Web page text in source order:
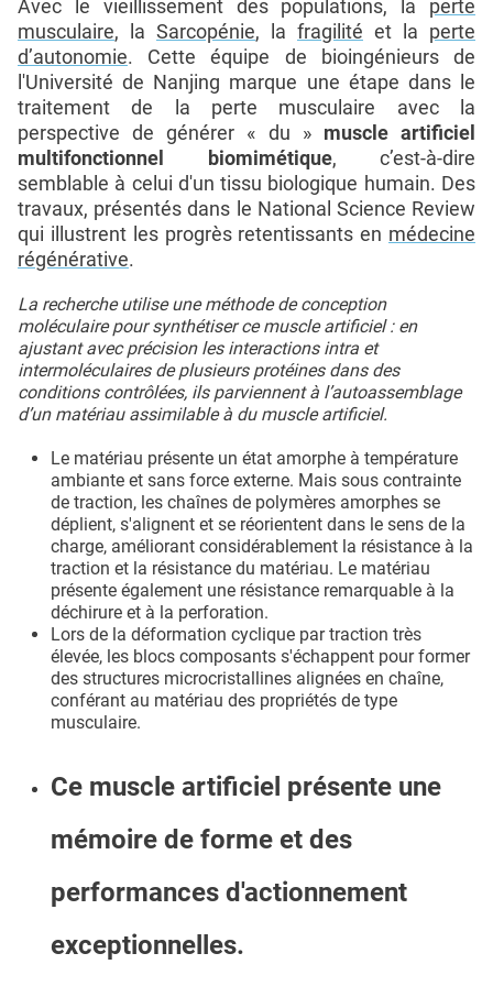
Avec le vieillissement des populations, la perte
musculaire, la Sarcopénie, la fragilité et la perte
d’autonomie. Cette équipe de bioingénieurs de
l'Université de Nanjing marque une étape dans le
traitement de la perte musculaire avec la
perspective de générer « du » muscle artificiel
multifonctionnel biomimétique, c’est-à-dire
semblable à celui d'un tissu biologique humain. Des
travaux, présentés dans le National Science Review
qui illustrent les progrès retentissants en médecine
régénérative.
La recherche utilise une méthode de conception
moléculaire pour synthétiser ce muscle artificiel : en
ajustant avec précision les interactions intra et
intermoléculaires de plusieurs protéines dans des
conditions contrôlées, ils parviennent à l’autoassemblage
d’un matériau assimilable à du muscle artificiel.
Le matériau présente un état amorphe à température
ambiante et sans force externe. Mais sous contrainte
de traction, les chaînes de polymères amorphes se
déplient, s'alignent et se réorientent dans le sens de la
charge, améliorant considérablement la résistance à la
traction et la résistance du matériau. Le matériau
présente également une résistance remarquable à la
déchirure et à la perforation.
Lors de la déformation cyclique par traction très
élevée, les blocs composants s'échappent pour former
des structures microcristallines alignées en chaîne,
conférant au matériau des propriétés de type
musculaire.
Ce muscle artificiel présente une
mémoire de forme et des
performances d'actionnement
exceptionnelles.